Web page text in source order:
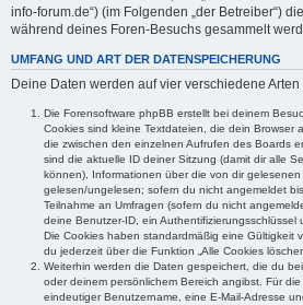
info-forum.de“) (im Folgenden „der Betreiber“)
während deines Foren-Besuchs gesammelt
UMFANG UND ART DER DATENSPEICHERUNG
Deine Daten werden auf vier verschiedene
Die Forensoftware phpBB erstellt bei deinem
Cookies sind kleine Textdateien, die dein Browser
die zwischen den einzelnen Aufrufen des Boards
sind die aktuelle ID deiner Sitzung (damit dir alle
können), Informationen über die von dir
gelesen/ungelesen; sofern du nicht angemeldet
Teilnahme an Umfragen (sofern du nicht
deine Benutzer-ID, ein Authentifizierungsschlüssel
Die Cookies haben standardmäßig eine Gültigkeit
du jederzeit über die Funktion „Alle Cookies
Weiterhin werden die Daten gespeichert, die du
oder deinem persönlichem Bereich angibst. Für
eindeutiger Benutzername, eine E-Mail-Adresse